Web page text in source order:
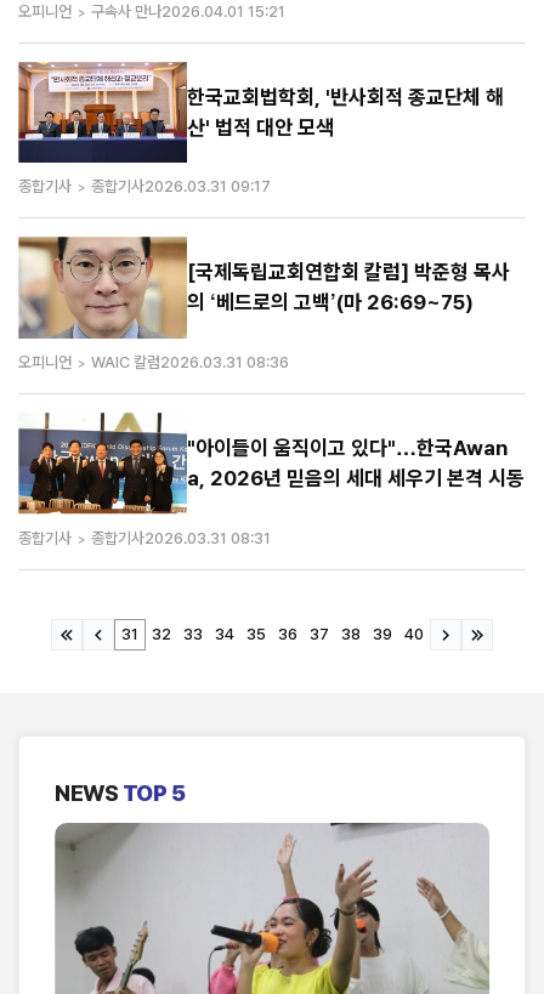
오피니언 구속사 만나2026.04.01 15:21
한국교회법학회, '반사회적 종교단체 해
산' 법적 대안 모색
종합기사 종합기사2026.03.31 09:17
[국제독립교회연합회 칼럼] 박준형 목사
의 ‘베드로의 고백’(마 26:69~75)
오피니언 WAIC 칼럼2026.03.31 08:36
"아이들이 움직이고 있다"…한국Awan
a, 2026년 믿음의 세대 세우기 본격 시동
종합기사 종합기사2026.03.31 08:31
31 32 33 34 35 36 37 38 39 40
NEWS TOP 5